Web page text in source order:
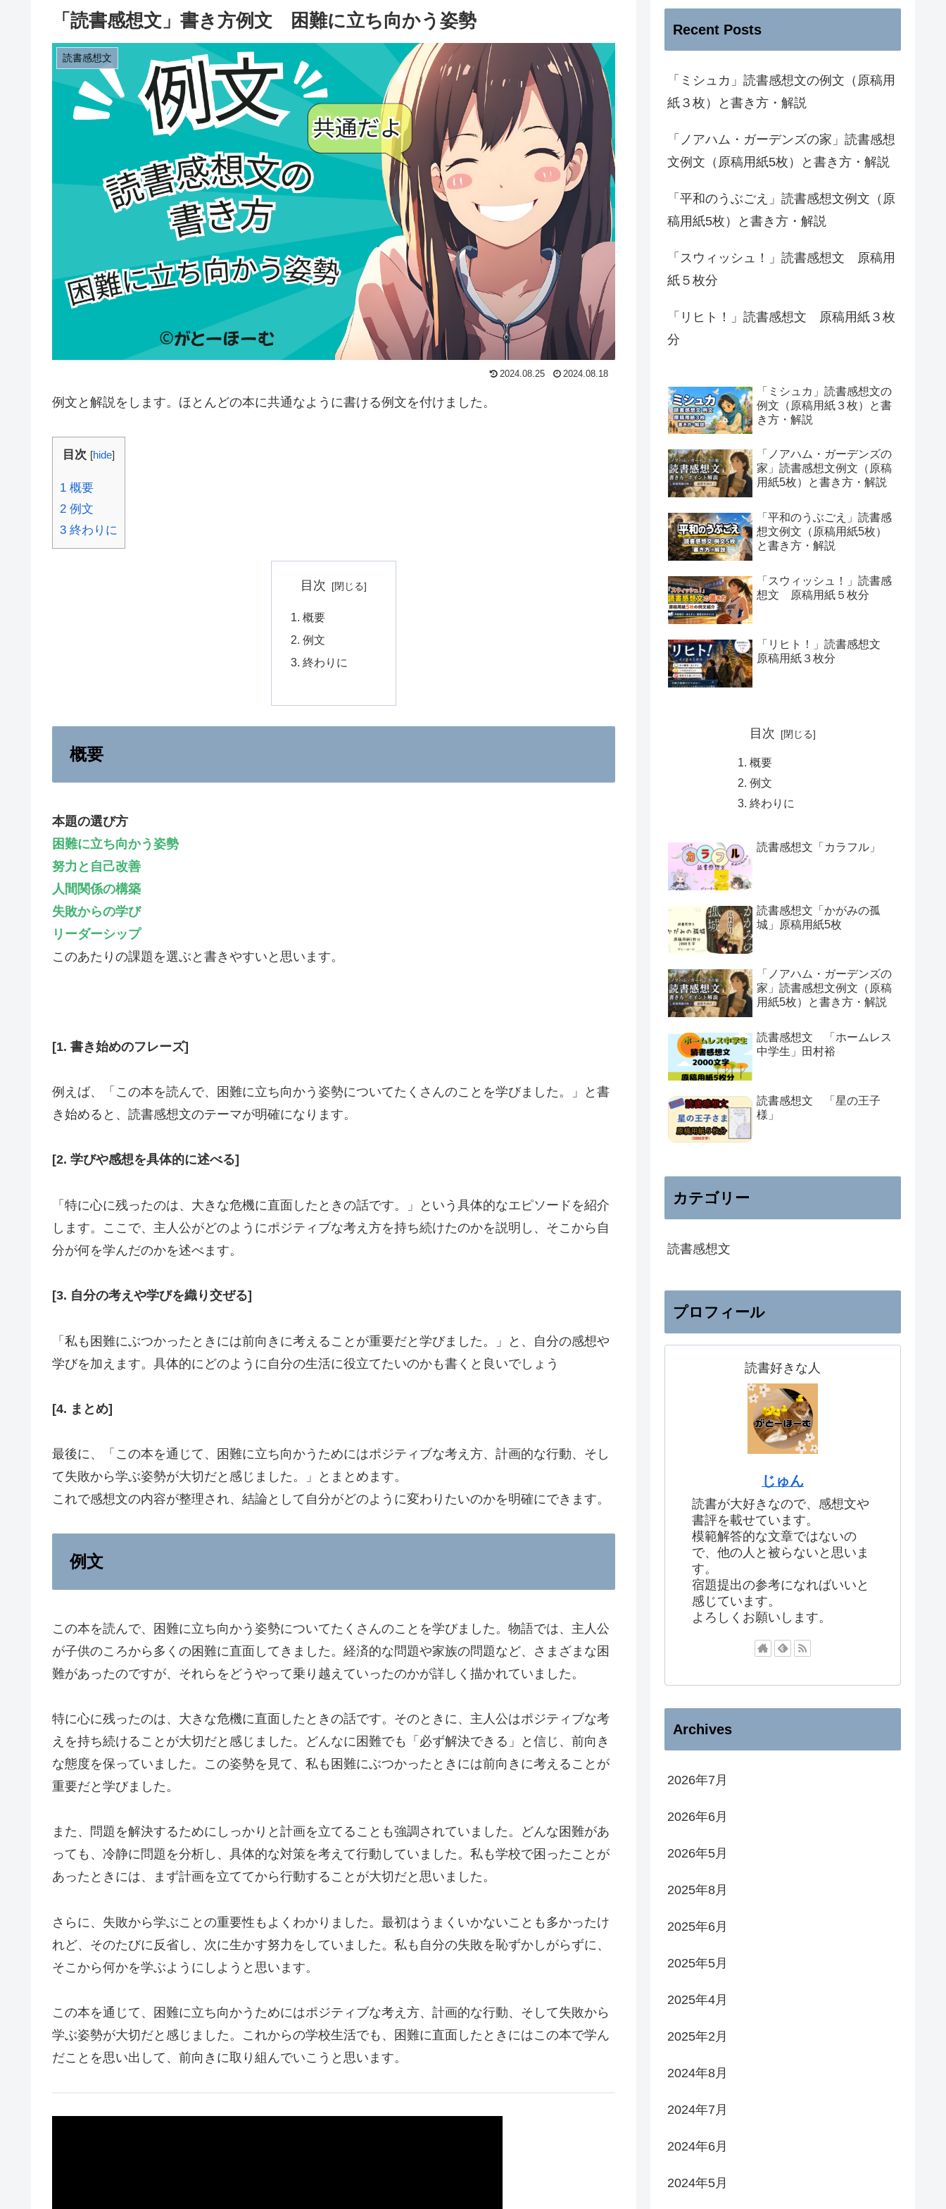
「読書感想文」書き方例文 困難に立ち向かう姿勢
読書感想文
2024.08.25 2024.08.18
例文と解説をします。ほとんどの本に共通なように書ける例文を付けました。
目次 [hide]
1 概要
2 例文
3 終わりに
目次
概要
例文
終わりに
概要
本題の選び方
困難に立ち向かう姿勢
努力と自己改善
人間関係の構築
失敗からの学び
リーダーシップ
このあたりの課題を選ぶと書きやすいと思います。
[1. 書き始めのフレーズ]
例えば、「この本を読んで、困難に立ち向かう姿勢についてたくさんのことを学びました。」と書
き始めると、読書感想文のテーマが明確になります。
[2. 学びや感想を具体的に述べる]
「特に心に残ったのは、大きな危機に直面したときの話です。」という具体的なエピソードを紹介
します。ここで、主人公がどのようにポジティブな考え方を持ち続けたのかを説明し、そこから自
分が何を学んだのかを述べます。
[3. 自分の考えや学びを織り交ぜる]
「私も困難にぶつかったときには前向きに考えることが重要だと学びました。」と、自分の感想や
学びを加えます。具体的にどのように自分の生活に役立てたいのかも書くと良いでしょう
[4. まとめ]
最後に、「この本を通じて、困難に立ち向かうためにはポジティブな考え方、計画的な行動、そし
て失敗から学ぶ姿勢が大切だと感じました。」とまとめます。
これで感想文の内容が整理され、結論として自分がどのように変わりたいのかを明確にできます。
例文
この本を読んで、困難に立ち向かう姿勢についてたくさんのことを学びました。物語では、主人公
が子供のころから多くの困難に直面してきました。経済的な問題や家族の問題など、さまざまな困
難があったのですが、それらをどうやって乗り越えていったのかが詳しく描かれていました。
特に心に残ったのは、大きな危機に直面したときの話です。そのときに、主人公はポジティブな考
えを持ち続けることが大切だと感じました。どんなに困難でも「必ず解決できる」と信じ、前向き
な態度を保っていました。この姿勢を見て、私も困難にぶつかったときには前向きに考えることが
重要だと学びました。
また、問題を解決するためにしっかりと計画を立てることも強調されていました。どんな困難があ
っても、冷静に問題を分析し、具体的な対策を考えて行動していました。私も学校で困ったことが
あったときには、まず計画を立ててから行動することが大切だと思いました。
さらに、失敗から学ぶことの重要性もよくわかりました。最初はうまくいかないことも多かったけ
れど、そのたびに反省し、次に生かす努力をしていました。私も自分の失敗を恥ずかしがらずに、
そこから何かを学ぶようにしようと思います。
この本を通じて、困難に立ち向かうためにはポジティブな考え方、計画的な行動、そして失敗から
学ぶ姿勢が大切だと感じました。これからの学校生活でも、困難に直面したときにはこの本で学ん
だことを思い出して、前向きに取り組んでいこうと思います。
Recent Posts
「ミシュカ」読書感想文の例文（原稿用
紙３枚）と書き方・解説
「ノアハム・ガーデンズの家」読書感想
文例文（原稿用紙5枚）と書き方・解説
「平和のうぶごえ」読書感想文例文（原
稿用紙5枚）と書き方・解説
「スウィッシュ！」読書感想文 原稿用
紙５枚分
「リヒト！」読書感想文 原稿用紙３枚
分
「ミシュカ」読書感想文の
例文（原稿用紙３枚）と書
き方・解説
「ノアハム・ガーデンズの
家」読書感想文例文（原稿
用紙5枚）と書き方・解説
「平和のうぶごえ」読書感
想文例文（原稿用紙5枚）
と書き方・解説
「スウィッシュ！」読書感
想文 原稿用紙５枚分
「リヒト！」読書感想文
原稿用紙３枚分
目次
概要
例文
終わりに
読書感想文「カラフル」
読書感想文「かがみの孤
城」原稿用紙5枚
「ノアハム・ガーデンズの
家」読書感想文例文（原稿
用紙5枚）と書き方・解説
読書感想文 「ホームレス
中学生」田村裕
読書感想文 「星の王子
様」
カテゴリー
読書感想文
プロフィール
読書好きな人
じゅん
読書が大好きなので、感想文や
書評を載せています。
模範解答的な文章ではないの
で、他の人と被らないと思いま
す。
宿題提出の参考になればいいと
感じています。
よろしくお願いします。
Archives
2026年7月
2026年6月
2026年5月
2025年8月
2025年6月
2025年5月
2025年4月
2025年2月
2024年8月
2024年7月
2024年6月
2024年5月